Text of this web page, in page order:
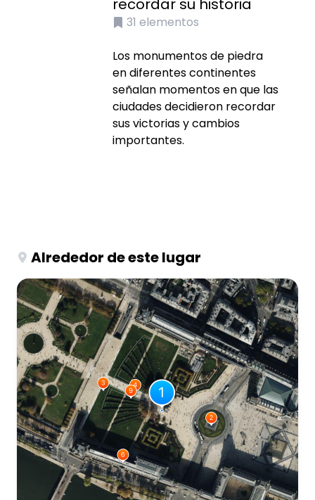
recordar su historia
31 elementos
Los monumentos de piedra
en diferentes continentes
señalan momentos en que las
ciudades decidieron recordar
sus victorias y cambios
importantes.
Alrededor de este lugar